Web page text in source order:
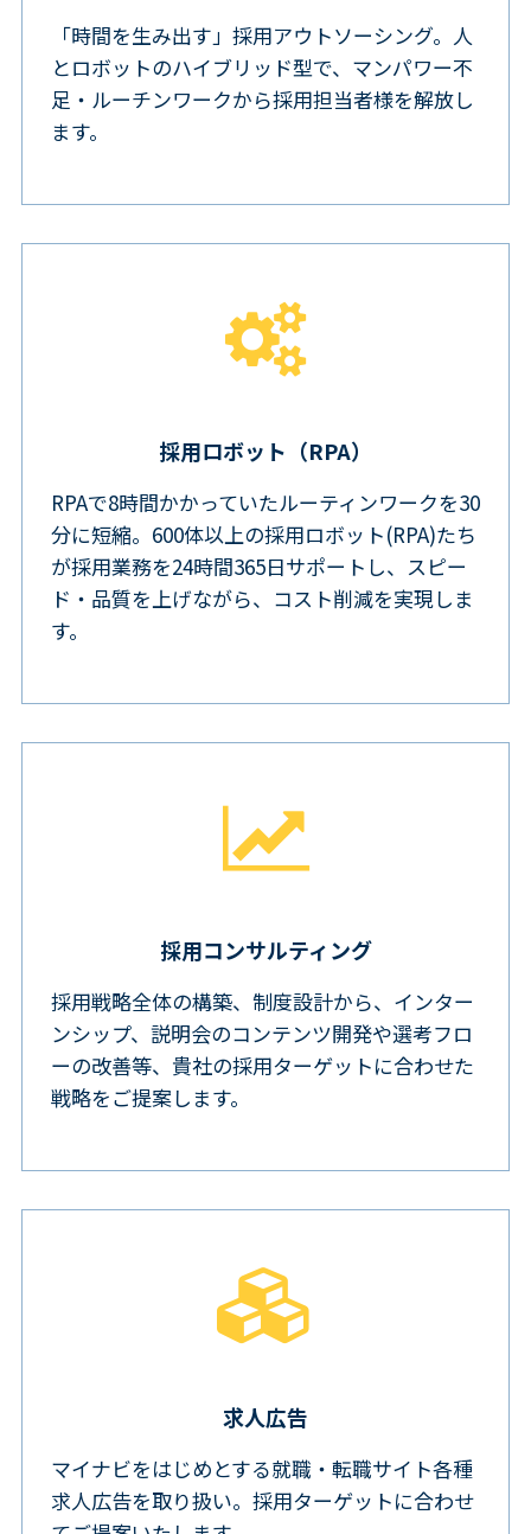
「時間を生み出す」採用アウトソーシング。人
とロボットのハイブリッド型で、マンパワー不
足・ルーチンワークから採用担当者様を解放し
ます。
採用ロボット（RPA）
RPAで8時間かかっていたルーティンワークを30
分に短縮。600体以上の採用ロボット(RPA)たち
が採用業務を24時間365日サポートし、スピー
ド・品質を上げながら、コスト削減を実現しま
す。
採用コンサルティング
採用戦略全体の構築、制度設計から、インター
ンシップ、説明会のコンテンツ開発や選考フロ
ーの改善等、貴社の採用ターゲットに合わせた
戦略をご提案します。
求人広告
マイナビをはじめとする就職・転職サイト各種
求人広告を取り扱い。採用ターゲットに合わせ